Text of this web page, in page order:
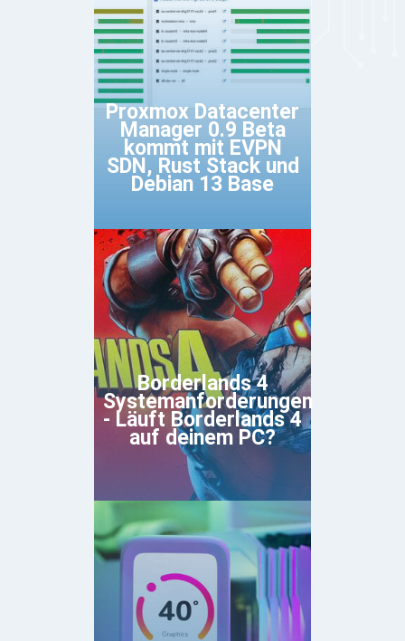
Proxmox Datacenter
Manager 0.9 Beta
kommt mit EVPN
SDN, Rust Stack und
Debian 13 Base
Borderlands 4
Systemanforderungen
- Läuft Borderlands 4
auf deinem PC?